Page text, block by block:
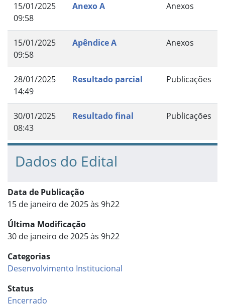
15/01/2025
09:58
Anexo A Anexos
15/01/2025
09:58
Apêndice A Anexos
28/01/2025
14:49
Resultado parcial Publicações
30/01/2025
08:43
Resultado final Publicações
Dados do Edital
Data de Publicação
15 de janeiro de 2025 às 9h22
Última Modificação
30 de janeiro de 2025 às 9h22
Categorias
Desenvolvimento Institucional
Status
Encerrado